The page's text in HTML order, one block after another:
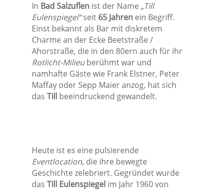
In Bad Salzuflenist der Name „Till
Eulenspiegel“seit 65 Jahrenein Begriff.
Einst bekannt als Bar mit diskretem
Charme an der Ecke Beetstraße /
Ahorstraße, die in den 80ern auch für ihr
Rotlicht-Milieuberühmt war und
namhafte Gäste wie Frank Elstner, Peter
Maffay oder Sepp Maier anzog, hat sich
das Tillbeeindruckend gewandelt.
Heute ist es eine pulsierende
Eventlocation, die ihre bewegte
Geschichte zelebriert. Gegründet wurde
das Till Eulenspiegelim Jahr 1960 von